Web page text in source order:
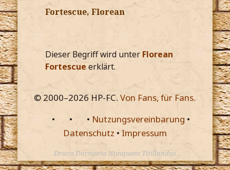
Fortescue, Florean
Dieser Begriff wird unter Florean
Fortescueerklärt.
© 2000–2026 HP-FC.Von Fans, für Fans.
•
• • Nutzungsvereinbarung •
Datenschutz • Impressum
Draco Dormiens Nunquam Titillandus